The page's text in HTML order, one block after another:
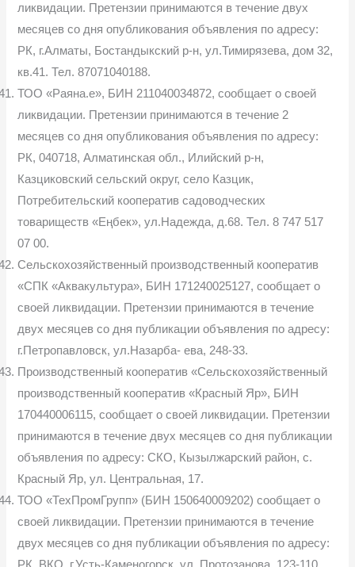
ликвидации. Претензии принимаются в течение двух
месяцев со дня опубликования объявления по адресу:
РК, г.Алматы, Бостандыкский р-н, ул.Тимирязева, дом 32,
кв.41. Тел. 87071040188.
ТОО «Раяна.е», БИН 211040034872, сообщает о своей
ликвидации. Претензии принимаются в течение 2
месяцев со дня опубликования объявления по адресу:
РК, 040718, Алматинская обл., Илийский р-н,
Казциковский сельский округ, село Казцик,
Потребительский кооператив садоводческих
товариществ «Еңбек», ул.Надежда, д.68. Тел. 8 747 517
07 00.
Сельскохозяйственный производственный кооператив
«СПК «Аквакультура», БИН 171240025127, сообщает о
своей ликвидации. Претензии принимаются в течение
двух месяцев со дня публикации объявления по адресу:
г.Петропавловск, ул.Назарба- ева, 248-33.
Производственный кооператив «Сельскохозяйственный
производственный кооператив «Красный Яр», БИН
170440006115, сообщает о своей ликвидации. Претензии
принимаются в течение двух месяцев со дня публикации
объявления по адресу: СКО, Кызылжарский район, с.
Красный Яр, ул. Центральная, 17.
ТОО «ТехПромГрупп» (БИН 150640009202) сообщает о
своей ликвидации. Претензии принимаются в течение
двух месяцев со дня публикации объявления по адресу: